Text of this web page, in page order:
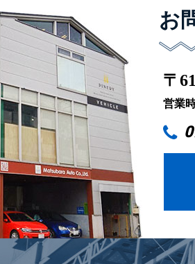
お
〒
営業